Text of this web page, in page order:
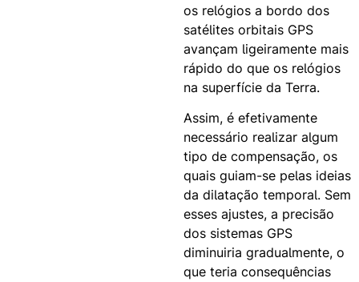
os relógios a bordo dos
satélites orbitais GPS
avançam ligeiramente mais
rápido do que os relógios
na superfície da Terra.
Assim, é efetivamente
necessário realizar algum
tipo de compensação, os
quais guiam-se pelas ideias
da dilatação temporal. Sem
esses ajustes, a precisão
dos sistemas GPS
diminuiria gradualmente, o
que teria consequências